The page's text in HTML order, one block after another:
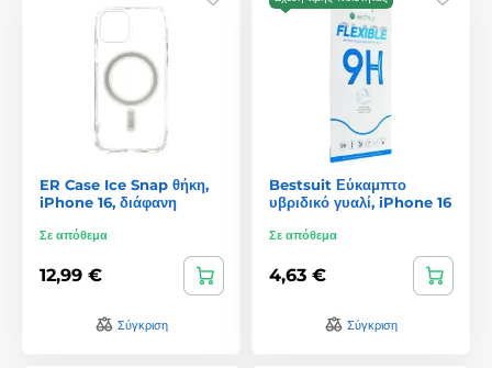
ER Case Ice Snap θήκη,
iPhone 16, διάφανη
Σε απόθεμα
12,99 €
Σύγκριση
Bestsuit Εύκαμπτο
υβριδικό γυαλί, iPhone 16
Σε απόθεμα
4,63 €
Σύγκριση